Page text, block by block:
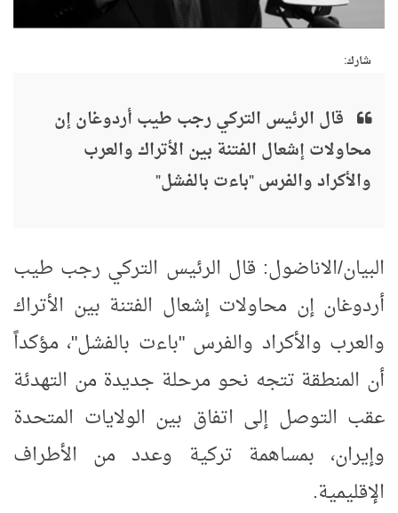
شارك:
قال الرئيس التركي رجب طيب أردوغان إن
محاولات إشعال الفتنة بين الأتراك والعرب
والأكراد والفرس "باءت بالفشل"
البيان/الاناضول: قال الرئيس التركي رجب طيب
أردوغان إن محاولات إشعال الفتنة بين الأتراك
والعرب والأكراد والفرس "باءت بالفشل"، مؤكداً
أن المنطقة تتجه نحو مرحلة جديدة من التهدئة
عقب التوصل إلى اتفاق بين الولايات المتحدة
وإيران، بمساهمة تركية وعدد من الأطراف
الإقليمية.